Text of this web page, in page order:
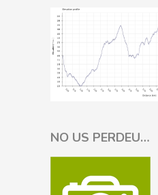
NO US PERDEU…